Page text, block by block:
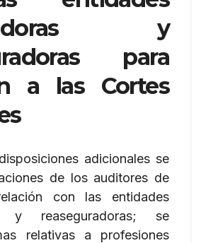
y
para
a las Cortes
adicionales se
de los auditores de
con las entidades
y reaseguradoras; se
relativas a profesiones